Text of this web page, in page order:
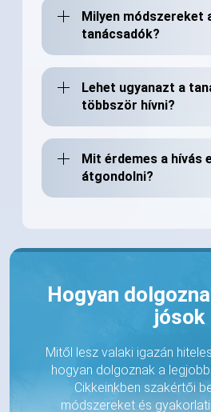
Milyen módszereket
tanácsadók?
Lehet ugyanazt a
többször hívni?
Mit érdemes a hívás
átgondolni?
Hogyan
jósok
Mitől lesz valaki igazán
hogyan dolgoznak a
Cikkeinkben szakértői
módszereket és